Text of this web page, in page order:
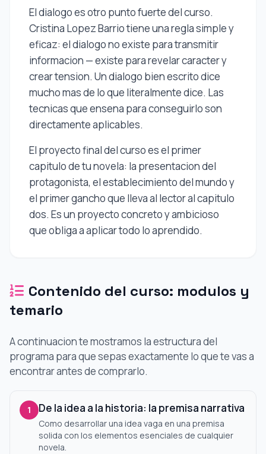
El dialogo es otro punto fuerte del curso.
Cristina Lopez Barrio tiene una regla simple y
eficaz: el dialogo no existe para transmitir
informacion — existe para revelar caracter y
crear tension. Un dialogo bien escrito dice
mucho mas de lo que literalmente dice. Las
tecnicas que ensena para conseguirlo son
directamente aplicables.
El proyecto final del curso es el primer
capitulo de tu novela: la presentacion del
protagonista, el establecimiento del mundo y
el primer gancho que lleva al lector al capitulo
dos. Es un proyecto concreto y ambicioso
que obliga a aplicar todo lo aprendido.
Contenido del curso: modulos y
temario
A continuacion te mostramos la estructura del
programa para que sepas exactamente lo que te vas a
encontrar antes de comprarlo.
1 De la idea a la historia: la premisa narrativa
Como desarrollar una idea vaga en una premisa
solida con los elementos esenciales de cualquier
novela.